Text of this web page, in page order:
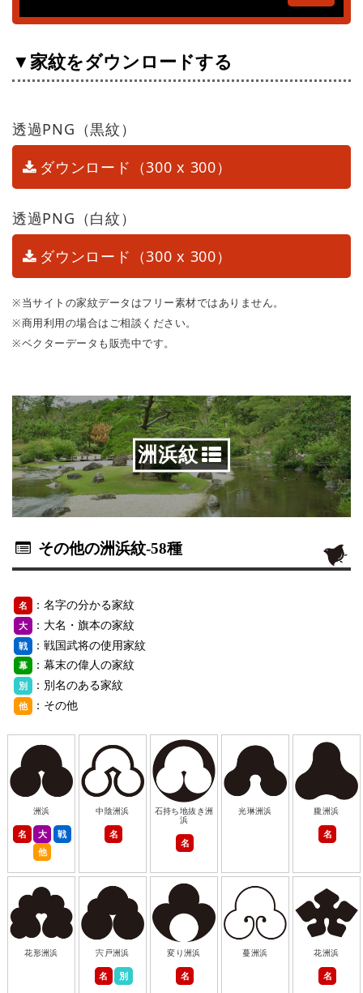
▼家紋をダウンロードする
透過PNG（黒紋）
ダウンロード（300 x 300）
透過PNG（白紋）
ダウンロード（300 x 300）
※当サイトの家紋データはフリー素材ではありません。
※商用利用の場合はご相談ください。
※ベクターデータも販売中です。
洲浜紋
その他の洲浜紋-58種
名 ：名字の分かる家紋
大 ：大名・旗本の家紋
戦 ：戦国武将の使用家紋
幕 ：幕末の偉人の家紋
別 ：別名のある家紋
他 ：その他
洲浜
名 大
戦
他
中陰洲浜
名
石持ち地抜き洲
浜
名
光琳洲浜 朧洲浜
名
花形洲浜 宍戸洲浜
名 別
変り洲浜
名
蔓洲浜 花洲浜
名